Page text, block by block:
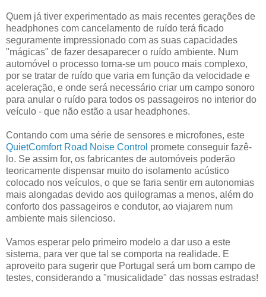
Quem já tiver experimentado as mais recentes gerações de
headphones com cancelamento de ruído terá ficado
seguramente impressionado com as suas capacidades
"mágicas" de fazer desaparecer o ruído ambiente. Num
automóvel o processo torna-se um pouco mais complexo,
por se tratar de ruído que varia em função da velocidade e
aceleração, e onde será necessário criar um campo sonoro
para anular o ruído para todos os passageiros no interior do
veículo - que não estão a usar headphones.
Contando com uma série de sensores e microfones, este
QuietComfort Road Noise Control promete conseguir fazê-
lo. Se assim for, os fabricantes de automóveis poderão
teoricamente dispensar muito do isolamento acústico
colocado nos veículos, o que se faria sentir em autonomias
mais alongadas devido aos quilogramas a menos, além do
conforto dos passageiros e condutor, ao viajarem num
ambiente mais silencioso.
Vamos esperar pelo primeiro modelo a dar uso a este
sistema, para ver que tal se comporta na realidade. E
aproveito para sugerir que Portugal será um bom campo de
testes, considerando a "musicalidade" das nossas estradas!